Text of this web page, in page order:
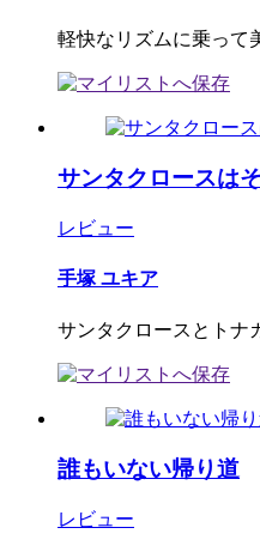
軽快なリズムに乗って
サンタクロースは
レビュー
手塚 ユキア
サンタクロースとトナ
誰もいない帰り道
レビュー